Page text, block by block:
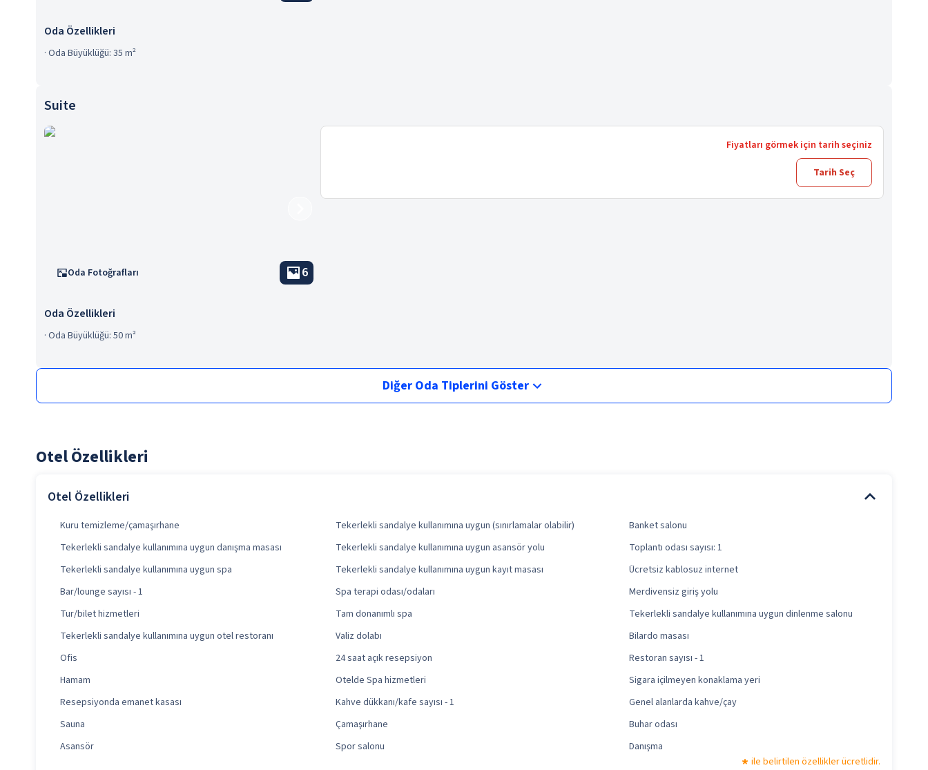
Oda Özellikleri
· Oda Büyüklüğü: 35 m²
Suite
Oda Fotoğrafları 6
Oda Özellikleri
· Oda Büyüklüğü: 50 m²
Fiyatları görmek için tarih seçiniz
Tarih Seç
Diğer Oda Tiplerini Göster
Otel Özellikleri
Otel Özellikleri
Kuru temizleme/çamaşırhane Tekerlekli sandalye kullanımına uygun (sınırlamalar olabilir)
Banket salonu
Tekerlekli sandalye kullanımına uygun danışma masası
Tekerlekli sandalye kullanımına uygun asansör yolu
Toplantı odası sayısı: 1
Tekerlekli sandalye kullanımına uygun spa
Tekerlekli sandalye kullanımına uygun kayıt masası
Ücretsiz kablosuz internet
Bar/lounge sayısı - 1
Spa terapi odası/odaları
Merdivensiz giriş yolu
Tur/bilet hizmetleri
Tam donanımlı spa
Tekerlekli sandalye kullanımına uygun dinlenme salonu
Tekerlekli sandalye kullanımına uygun otel restoranı
Valiz dolabı
Bilardo masası
Ofis
24 saat açık resepsiyon
Restoran sayısı - 1
Hamam
Otelde Spa hizmetleri
Sigara içilmeyen konaklama yeri
Resepsiyonda emanet kasası
Kahve dükkanı/kafe sayısı - 1
Genel alanlarda kahve/çay
Sauna
Çamaşırhane
Buhar odası
Asansör
Spor salonu
Danışma
ile belirtilen özellikler ücretlidir.